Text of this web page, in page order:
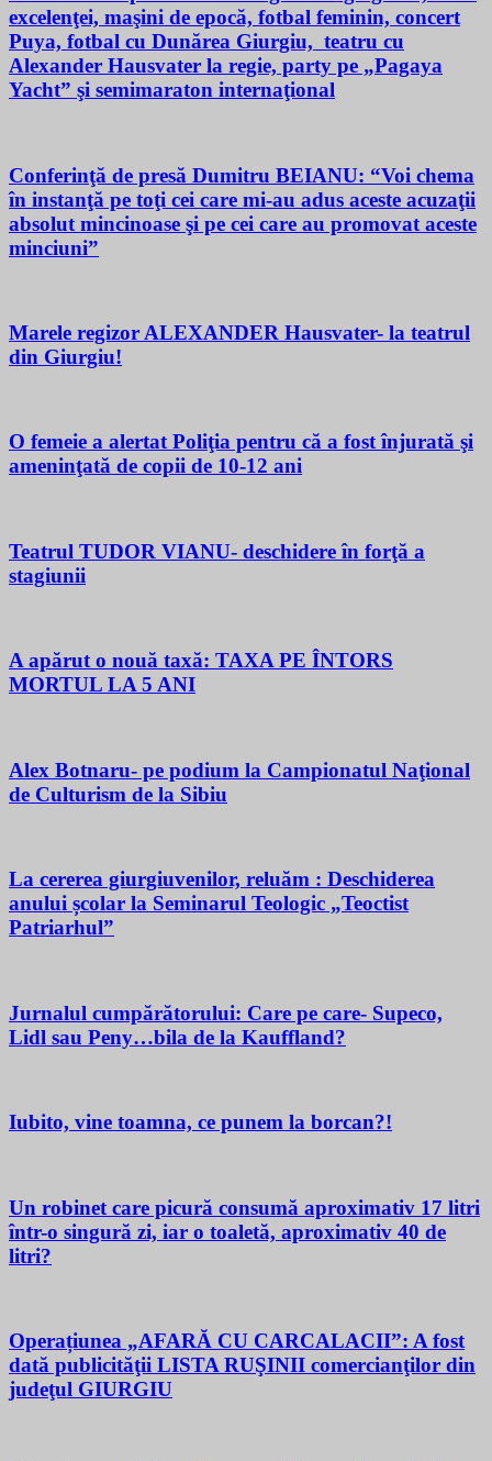
excelenţei, maşini de epocă, fotbal feminin, concert
Puya, fotbal cu Dunărea Giurgiu, teatru cu
Alexander Hausvater la regie, party pe „Pagaya
Yacht” şi semimaraton internaţional
Conferinţă de presă Dumitru BEIANU: “Voi chema
în instanţă pe toţi cei care mi-au adus aceste acuzaţii
absolut mincinoase şi pe cei care au promovat aceste
minciuni”
Marele regizor ALEXANDER Hausvater- la teatrul
din Giurgiu!
O femeie a alertat Poliţia pentru că a fost înjurată şi
ameninţată de copii de 10-12 ani
Teatrul TUDOR VIANU- deschidere în forţă a
stagiunii
A apărut o nouă taxă: TAXA PE ÎNTORS
MORTUL LA 5 ANI
Alex Botnaru- pe podium la Campionatul Naţional
de Culturism de la Sibiu
La cererea giurgiuvenilor, reluăm : Deschiderea
anului școlar la Seminarul Teologic „Teoctist
Patriarhul”
Jurnalul cumpărătorului: Care pe care- Supeco,
Lidl sau Peny…bila de la Kauffland?
Iubito, vine toamna, ce punem la borcan?!
Un robinet care picură consumă aproximativ 17 litri
într-o singură zi, iar o toaletă, aproximativ 40 de
litri?
Operațiunea „AFARĂ CU CARCALACII”: A fost
dată publicităţii LISTA RUŞINII comercianţilor din
judeţul GIURGIU